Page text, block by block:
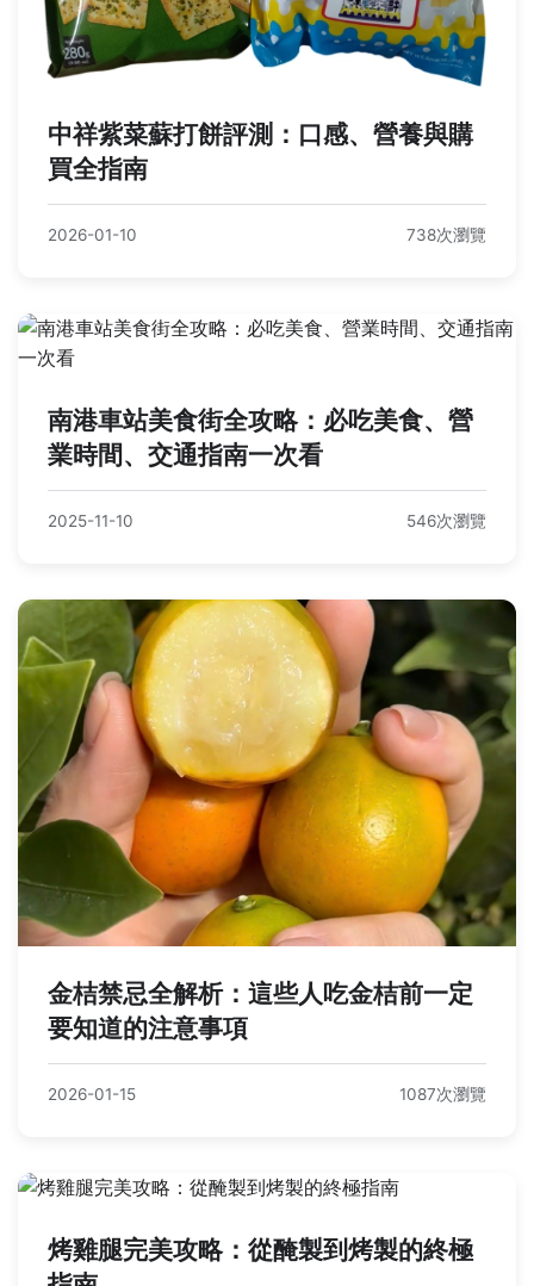
中祥紫菜蘇打餅評測：口感、營養與購
買全指南
2026-01-10 738次瀏覽
南港車站美食街全攻略：必吃美食、營
業時間、交通指南一次看
2025-11-10 546次瀏覽
金桔禁忌全解析：這些人吃金桔前一定
要知道的注意事項
2026-01-15 1087次瀏覽
烤雞腿完美攻略：從醃製到烤製的終極